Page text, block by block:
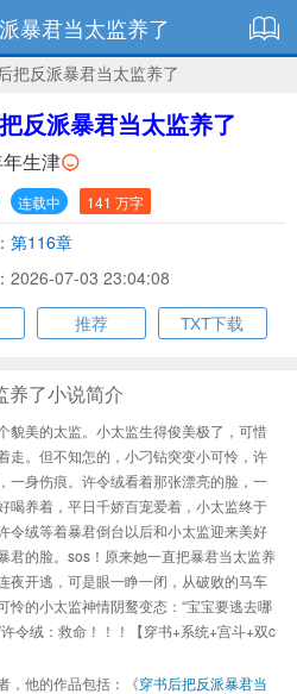
暴君当太监养了
把反派暴君当太监养了
反派暴君当太监养了
生津
连载中 141 万字
第116章
2026-07-03 23:04:08
推荐 TXT下载
养了小说简介
貌美的太监。小太监生得俊美极了，可惜
走。但不知怎的，小刁钻突变小可怜，许
一身伤痕。许令绒看着那张漂亮的脸，一
喝养着，平日千娇百宠爱着，小太监终于
令绒等着暴君倒台以后和小太监迎来美好
君的脸。sos！原来她一直把暴君当太监养
夜开逃，可是眼一睁一闭，从破败的马车
怜的小太监神情阴鹜变态：“宝宝要逃去哪
令绒：救命！！！【穿书+系统+宫斗+双c
，他的作品包括：《穿书后把反派暴君当